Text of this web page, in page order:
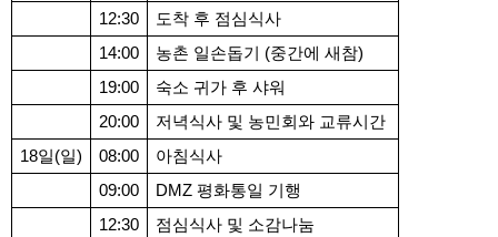
12:30
도착 후 점심식사
14:00
농촌 일손돕기 (중간에 새참)
19:00
숙소 귀가 후 샤워
20:00
저녁식사 및 농민회와 교류시간
18일(일)
08:00
아침식사
09:00
DMZ 평화통일 기행
12:30
점심식사 및 소감나눔